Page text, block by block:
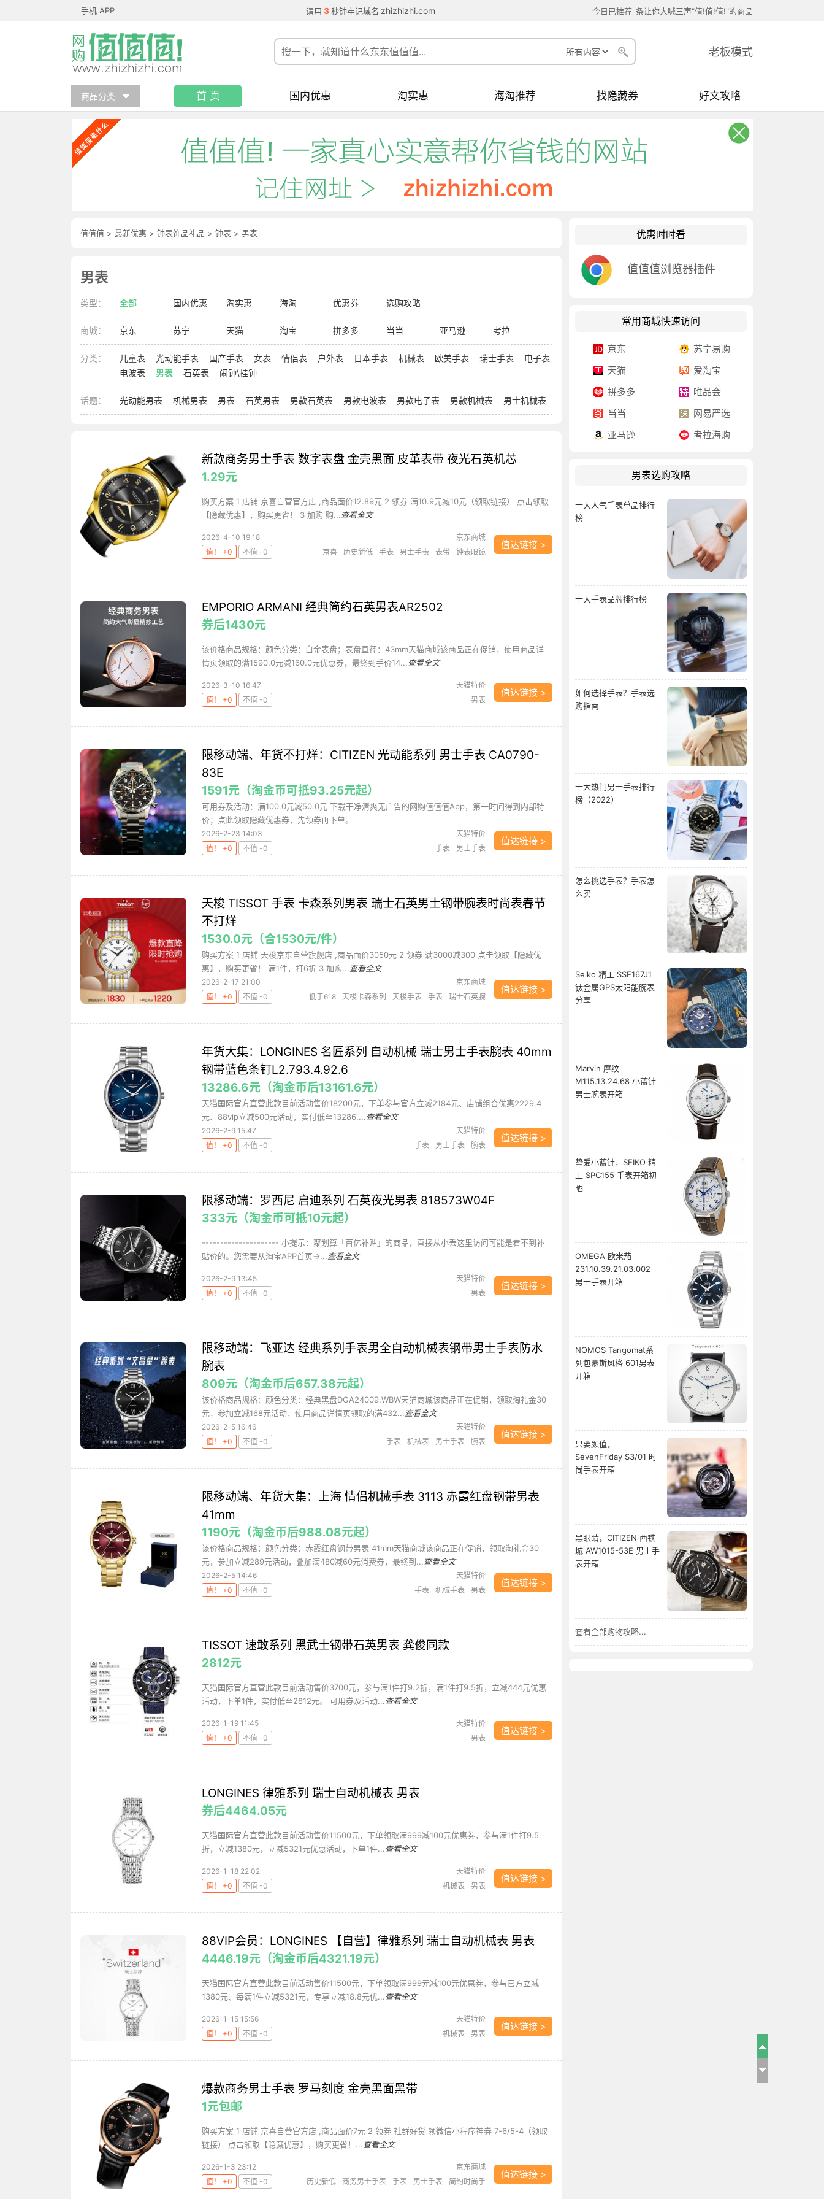
手机 APP 请用 3 秒钟牢记域名 zhizhizhi.com 今日已推荐 条让你大喊三声"值!值!值!"的商品
老板模式
商品分类 首 页 国内优惠 淘实惠 海淘推荐 找隐藏券 好文攻略
值值值 > 最新优惠 > 钟表饰品礼品 > 钟表 > 男表
男表
类型： 全部 国内优惠 淘实惠 海淘 优惠券 选购攻略
商城： 京东 苏宁 天猫 淘宝 拼多多 当当 亚马逊 考拉
分类： 儿童表 光动能手表 国产手表 女表 情侣表 户外表 日本手表 机械表 欧美手表 瑞士手表
电子表
电波表
男表 石英表 闹钟\挂钟
话题： 光动能男表 机械男表 男表 石英男表 男款石英表 男款电波表 男款电子表 男款机械表 男士机械表
新款商务男士手表 数字表盘 金壳黑面 皮革表带 夜光石英机芯
1.29元
购买方案 1 店铺 京喜自营官方店 ,商品面价12.89元 2 领券 满10.9元减10元（领取链接） 点击领取
【隐藏优惠】，购买更省！ 3 加购 购... 查看全文
2026-4-10 19:18
京东商城
值！ +0
不值 -0 京喜 历史新低 手表 男士手表 表带 钟表眼镜
值达链接 >
EMPORIO ARMANI 经典简约石英男表AR2502
券后1430元
该价格商品规格：颜色分类：白金表盘；表盘直径：43mm天猫商城该商品正在促销，使用商品详
情页领取的满1590.0元减160.0元优惠券，最终到手价14... 查看全文
2026-3-10 16:47
天猫特价
值！ +0
不值 -0 男表
值达链接 >
限移动端、年货不打烊：CITIZEN 光动能系列 男士手表 CA0790-
83E
1591元（淘金币可抵93.25元起）
可用券及活动：满100.0元减50.0元 下载干净清爽无广告的网购值值值App，第一时间得到内部特
价；点此领取隐藏优惠券，先领券再下单。
2026-2-23 14:03
天猫特价
值！ +0
不值 -0 手表 男士手表
值达链接 >
天梭 TISSOT 手表 卡森系列男表 瑞士石英男士钢带腕表时尚表春节
不打烊
1530.0元（合1530元/件）
购买方案 1 店铺 天梭京东自营旗舰店 ,商品面价3050元 2 领券 满3000减300 点击领取【隐藏优
惠】，购买更省！ 满1件，打6折 3 加购... 查看全文
2026-2-17 21:00
京东商城
值！ +0
不值 -0 低于618 天梭卡森系列 天梭手表 手表
瑞士石英腕
值达链接 >
年货大集：LONGINES 名匠系列 自动机械 瑞士男士手表腕表 40mm
钢带蓝色条钉L2.793.4.92.6
13286.6元（淘金币后13161.6元）
天猫国际官方直营此款目前活动售价18200元，下单参与官方立减2184元、店铺组合优惠2229.4
元、88vip立减500元活动，实付低至13286.... 查看全文
2026-2-9 15:47
天猫特价
值！ +0
不值 -0 手表 男士手表 腕表
值达链接 >
限移动端：罗西尼 启迪系列 石英夜光男表 818573W04F
333元（淘金币可抵10元起）
--------------------- 小提示：聚划算「百亿补贴」的商品，直接从小丢这里访问可能是看不到补
贴价的。您需要从淘宝APP首页->... 查看全文
2026-2-9 13:45
天猫特价
值！ +0
不值 -0 男表
值达链接 >
限移动端：飞亚达 经典系列手表男全自动机械表钢带男士手表防水
腕表
809元（淘金币后657.38元起）
该价格商品规格：颜色分类：经典黑盘DGA24009.WBW天猫商城该商品正在促销，领取淘礼金30
元，参加立减168元活动，使用商品详情页领取的满432... 查看全文
2026-2-5 16:46
天猫特价
值！ +0
不值 -0 手表 机械表 男士手表 腕表
值达链接 >
限移动端、年货大集：上海 情侣机械手表 3113 赤霞红盘钢带男表
41mm
1190元（淘金币后988.08元起）
该价格商品规格：颜色分类：赤霞红盘钢带男表 41mm天猫商城该商品正在促销，领取淘礼金30
元，参加立减289元活动，叠加满480减60元消费券，最终到... 查看全文
2026-2-5 14:46
天猫特价
值！ +0
不值 -0 手表 机械手表 男表
值达链接 >
TISSOT 速敢系列 黑武士钢带石英男表 龚俊同款
2812元
天猫国际官方直营此款目前活动售价3700元，参与满1件打9.2折，满1件打9.5折，立减444元优惠
活动，下单1件，实付低至2812元。 可用券及活动... 查看全文
2026-1-19 11:45
天猫特价
值！ +0
不值 -0 男表
值达链接 >
LONGINES 律雅系列 瑞士自动机械表 男表
券后4464.05元
天猫国际官方直营此款目前活动售价11500元，下单领取满999减100元优惠券，参与满1件打9.5
折，立减1380元，立减5321元优惠活动，下单1件... 查看全文
2026-1-18 22:02
天猫特价
值！ +0
不值 -0 机械表 男表
值达链接 >
88VIP会员：LONGINES 【自营】律雅系列 瑞士自动机械表 男表
4446.19元（淘金币后4321.19元）
天猫国际官方直营此款目前活动售价11500元，下单领取满999元减100元优惠券，参与官方立减
1380元、每满1件立减5321元，专享立减18.8元优... 查看全文
2026-1-15 15:56
天猫特价
值！ +0
不值 -0 机械表 男表
值达链接 >
爆款商务男士手表 罗马刻度 金壳黑面黑带
1元包邮
购买方案 1 店铺 京喜自营官方店 ,商品面价7元 2 领券 社群好货 领微信小程序神券 7-6/5-4（领取
链接） 点击领取【隐藏优惠】，购买更省！... 查看全文
2026-1-3 23:12
京东商城
值！ +0
不值 -0 历史新低 商务男士手表 手表 男士手表
简约时尚手
值达链接 >
优惠时时看
值值值浏览器插件
常用商城快速访问
京东
苏宁易购
天猫
爱淘宝
拼多多
唯品会
当当
网易严选
亚马逊
考拉海购
男表选购攻略
十大人气手表单品排行
榜
十大手表品牌排行榜
如何选择手表？手表选
购指南
十大热门男士手表排行
榜（2022）
怎么挑选手表？手表怎
么买
Seiko 精工 SSE167J1
钛金属GPS太阳能腕表
分享
Marvin 摩纹
M115.13.24.68 小蓝针
男士腕表开箱
挚爱小蓝针，SEIKO 精
工 SPC155 手表开箱初
晒
OMEGA 欧米茄
231.10.39.21.03.002
男士手表开箱
NOMOS Tangomat系
列包豪斯风格 601男表
开箱
只要颜值，
SevenFriday S3/01 时
尚手表开箱
黑眼睛，CITIZEN 西铁
城 AW1015-53E 男士手
表开箱
查看全部购物攻略...